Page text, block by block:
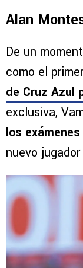
Alan
De un
como el
de Cruz Azul
exclusiva,
los
nuevo